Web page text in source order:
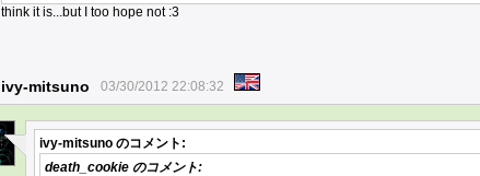
think it is...but I too hope not :3
ivy-mitsuno 03/30/2012 22:08:32
ivy-mitsuno のコメント:
death_cookie のコメント: